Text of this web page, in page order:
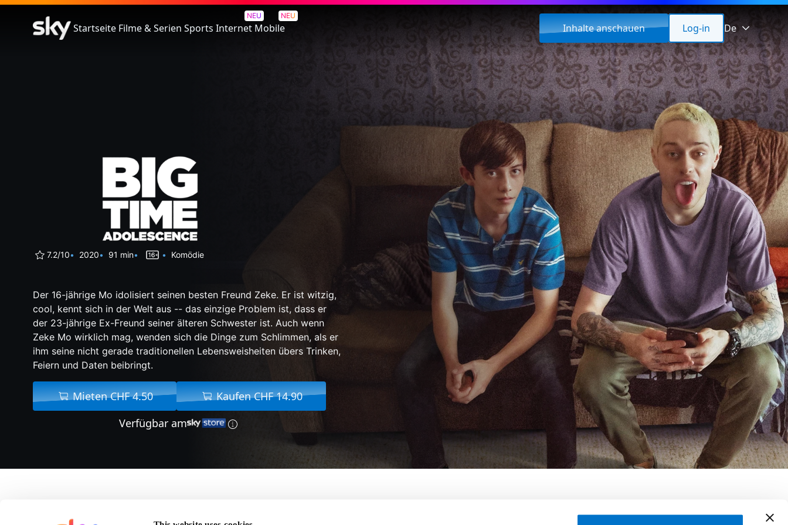
Startseite Filme & Serien Sports
NEU
Internet
NEU
Mobile Inhalte anschauen Log-in De
Der harte Weg zum Erwachsenwerden
7.2/10 2020 91 min Komödie
Der 16-jährige Mo idolisiert seinen besten Freund Zeke. Er ist witzig,
cool, kennt sich in der Welt aus -- das einzige Problem ist, dass er
der 23-jährige Ex-Freund seiner älteren Schwester ist. Auch wenn
Zeke Mo wirklich mag, wenden sich die Dinge zum Schlimmen, als er
ihm seine nicht gerade traditionellen Lebensweisheiten übers Trinken,
Feiern und Daten beibringt.
Mieten CHF 4.50
Kaufen CHF 14.90
Verfügbar am